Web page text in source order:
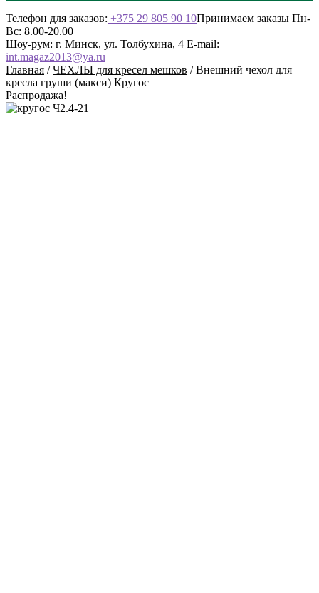
Телефон для заказов: +375 29 805 90 10Принимаем заказы Пн-
Вс: 8.00-20.00
Шоу-рум: г. Минск, ул. Толбухина, 4 E-mail:
int.magaz2013@ya.ru
Главная /ЧЕХЛЫ для кресел мешков /Внешний чехол для
кресла груши (макси) Кругос
Распродажа!